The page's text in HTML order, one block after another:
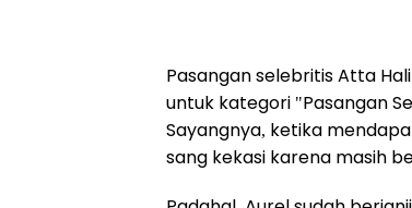
Pasangan selebritis Atta
untuk kategori "Pasangan
Sayangnya, ketika
sang kekasi karena masih